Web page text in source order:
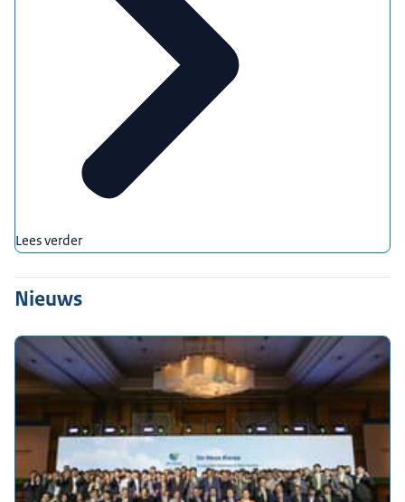
Lees verder
Nieuws